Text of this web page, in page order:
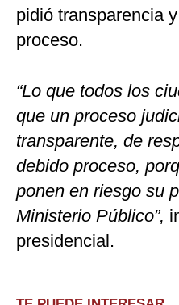
pidió transparencia
proceso.
“Lo que todos los
que un proceso
transparente, de
debido proceso,
ponen en riesgo su
Ministerio Público”,
presidencial.